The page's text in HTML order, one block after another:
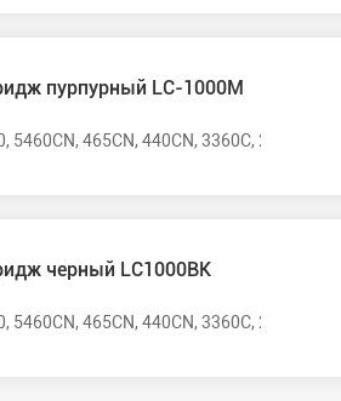
пурпурный LC-1000M
5460CN, 465CN, 440CN, 3360C, 240C,
черный LC1000BK
5460CN, 465CN, 440CN, 3360C, 240C,